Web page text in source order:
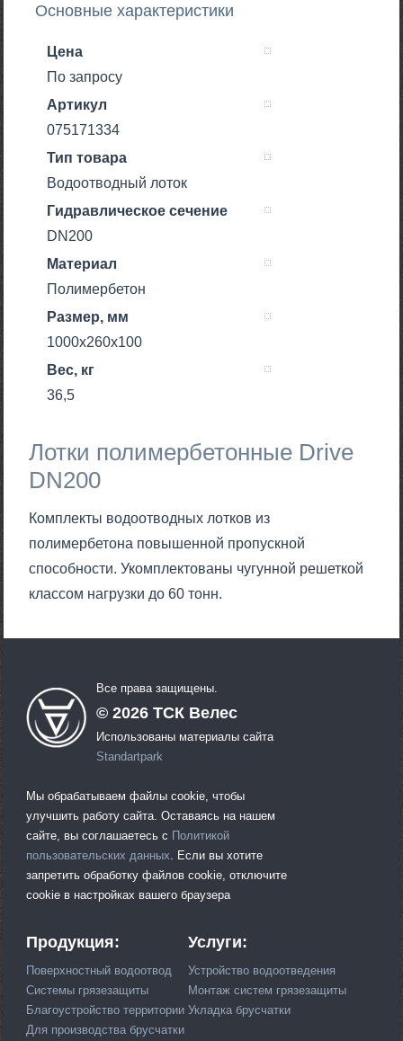
Основные характеристики
Цена
По запросу
Артикул
075171334
Тип товара
Водоотводный лоток
Гидравлическое сечение
DN200
Материал
Полимербетон
Размер, мм
1000х260х100
Вес, кг
36,5
Лотки полимербетонные Drive
DN200
Комплекты водоотводных лотков из
полимербетона повышенной пропускной
способности. Укомплектованы чугунной решеткой
классом нагрузки до 60 тонн.
Все права защищены.
©2026 ТСК Велес
Использованы материалы сайта
Standartpark
Мы обрабатываем файлы cookie, чтобы
улучшить работу сайта. Оставаясь на нашем
сайте, вы соглашаетесь с Политикой
пользовательских данных. Если вы хотите
запретить обработку файлов cookie, отключите
cookie в настройках вашего браузера
Продукция:
Поверхностный водоотвод
Системы грязезащиты
Благоустройство территории
Для производства брусчатки
Услуги:
Устройство водоотведения
Монтаж систем грязезащиты
Укладка брусчатки